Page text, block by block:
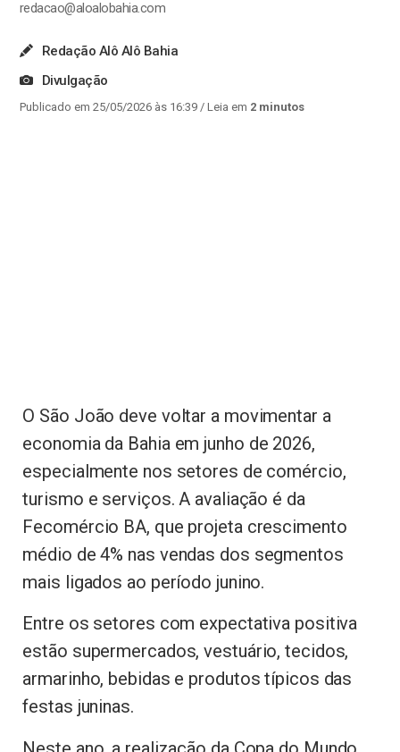
redacao@aloalobahia.com
Redação Alô Alô Bahia
Divulgação
Publicado em 25/05/2026 às 16:39/ Leia em 2 minutos
O São João deve voltar a movimentar a
economia da Bahia em junho de 2026,
especialmente nos setores de comércio,
turismo e serviços. A avaliação é da
Fecomércio BA, que projeta crescimento
médio de 4% nas vendas dos segmentos
mais ligados ao período junino.
Entre os setores com expectativa positiva
estão supermercados, vestuário, tecidos,
armarinho, bebidas e produtos típicos das
festas juninas.